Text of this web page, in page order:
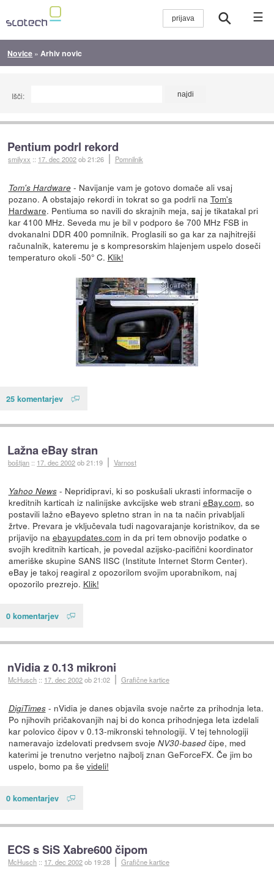
☰
Novice » Arhiv novic
Išči:
Pentium podrl rekord
smilyxx :: 17. dec 2002ob 21:26 Pomnilnik
Tom's Hardware- Navijanje vam je gotovo domače ali vsaj
pozano. A obstajajo rekordi in tokrat so ga podrli na Tom's
Hardware. Pentiuma so navili do skrajnih meja, saj je tikatakal pri
kar 4100 MHz. Seveda mu je bil v podporo še 700 MHz FSB in
dvokanalni DDR 400 pomnilnik. Proglasili so ga kar za najhitrejši
računalnik, kateremu je s kompresorskim hlajenjem uspelo doseči
temperaturo okoli -50° C. Klik!
25 komentarjev
Lažna eBay stran
boštjan :: 17. dec 2002ob 21:19 Varnost
Yahoo News- Nepridipravi, ki so poskušali ukrasti informacije o
kreditnih karticah iz nalinijske avkcijske web strani eBay.com, so
postavili lažno eBayevo spletno stran in na ta način privabljali
žrtve. Prevara je vključevala tudi nagovarajanje koristnikov, da se
prijavijo na ebayupdates.comin da pri tem obnovijo podatke o
svojih kreditnih karticah, je povedal azijsko-pacifični koordinator
ameriške skupine SANS IISC (Institute Internet Storm Center).
eBay je takoj reagiral z opozorilom svojim uporabnikom, naj
opozorilo prezrejo. Klik!
0 komentarjev
nVidia z 0.13 mikroni
McHusch :: 17. dec 2002ob 21:02 Grafične kartice
DigiTimes- nVidia je danes objavila svoje načrte za prihodnja leta.
Po njihovih pričakovanjih naj bi do konca prihodnjega leta izdelali
kar polovico čipov v 0.13-mikronski tehnologiji. V tej tehnologiji
nameravajo izdelovati predvsem svoje NV30-basedčipe, med
katerimi je trenutno verjetno najbolj znan GeForceFX. Če jim bo
uspelo, bomo pa še videli!
0 komentarjev
ECS s SiS Xabre600 čipom
McHusch :: 17. dec 2002ob 19:28 Grafične kartice